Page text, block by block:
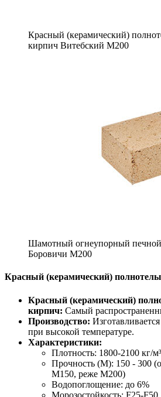
Красный (керамический)
кирпич Витебский М200
Шамотный огнеупорный
Боровичи М200
Красный (керамический)
Красный (керамический)
кирпич: Самый
Производство:
при высокой температуре.
Характеристики:
Плотность: 1800-2100 кг/м³
Прочность (М): 150 - 300
М150, реже М200)
Водопоглощение: до 6%
Морозостойкость: F25-F50